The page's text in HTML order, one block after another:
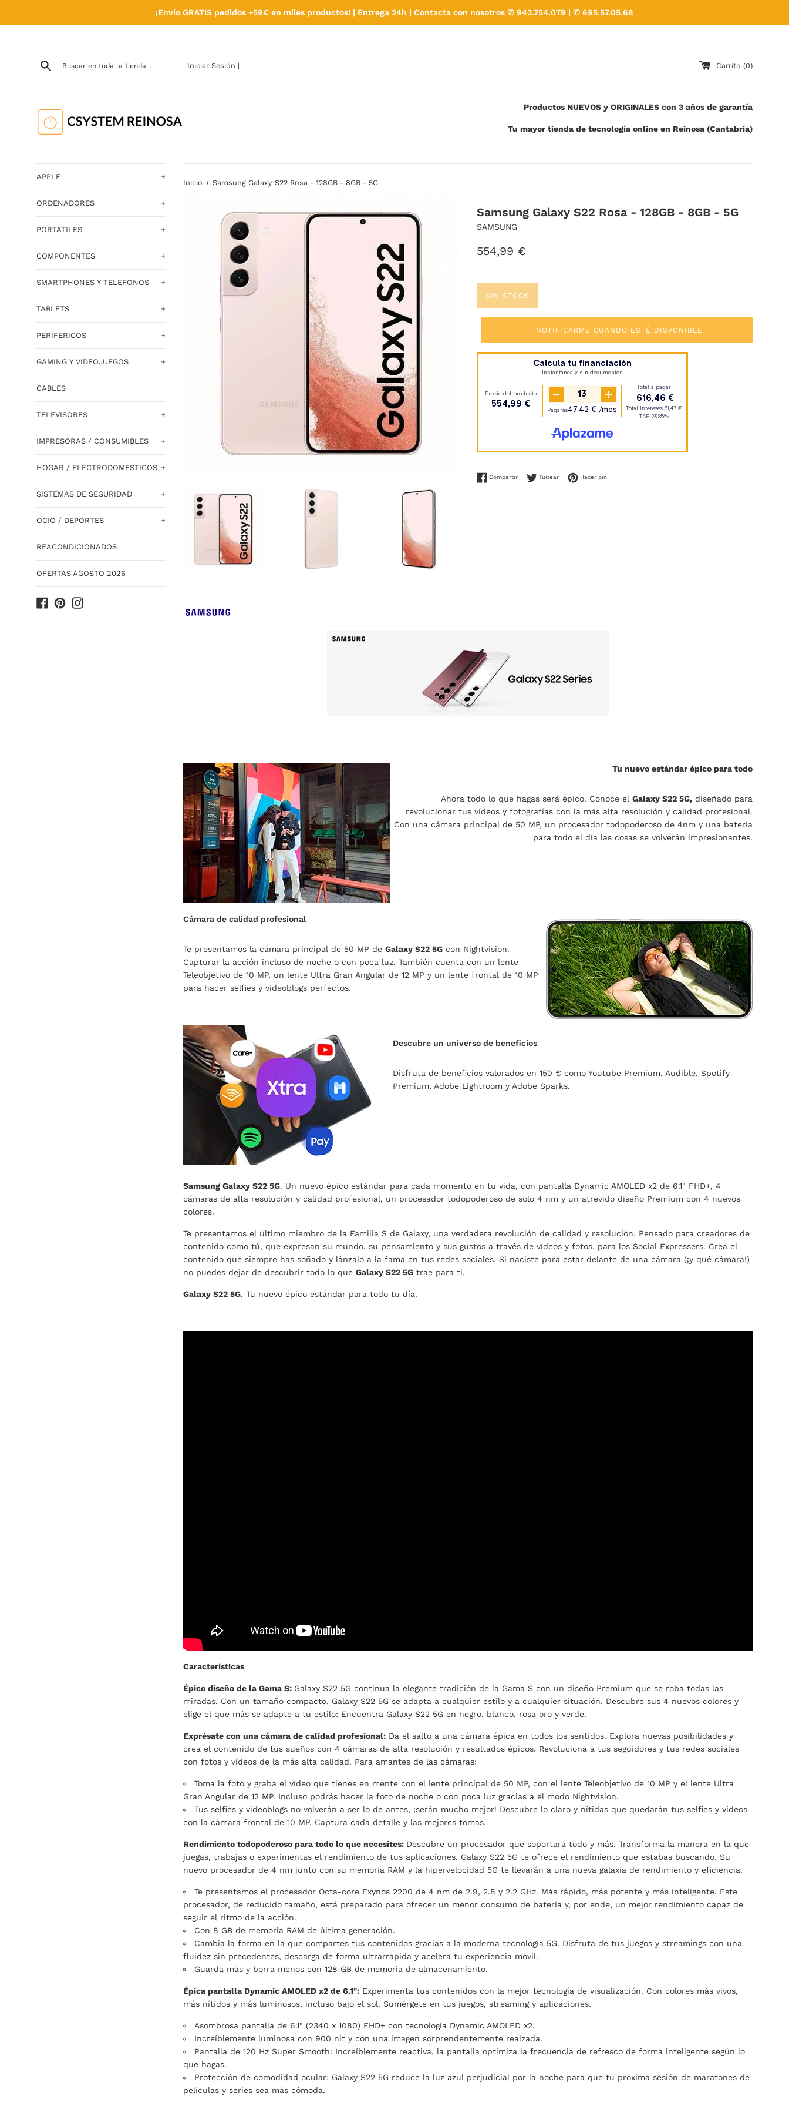
¡Envío GRATIS pedidos +59€ en miles productos! | Entrega 24h | Contacta con nosotros ✆ 942.754.079 | ✆ 695.57.05.68
| Iniciar Sesión | Carrito (0)
Productos NUEVOS y ORIGINALES con 3 años de garantía
Tu mayor tienda de tecnología online en Reinosa (Cantabria)
APPLE +
ORDENADORES +
PORTATILES +
COMPONENTES +
SMARTPHONES Y TELEFONOS +
TABLETS +
PERIFERICOS +
GAMING Y VIDEOJUEGOS +
CABLES
TELEVISORES +
IMPRESORAS / CONSUMIBLES +
HOGAR / ELECTRODOMESTICOS +
SISTEMAS DE SEGURIDAD +
OCIO / DEPORTES +
REACONDICIONADOS
OFERTAS AGOSTO 2026
Facebook
PinterestInstagram
Inicio › Samsung Galaxy S22 Rosa - 128GB - 8GB - 5G
Samsung Galaxy S22 Rosa - 128GB - 8GB - 5G
SAMSUNG
Precio
554,99 €
SIN STOCK
NOTIFICARME CUANDO ESTÉ DISPONIBLE
CompartirCompartir en Facebook
TuitearTuitear en Twitter
Hacer pinPinear en Pinterest
Tu nuevo estándar épico para todo
Ahora todo lo que hagas será épico. Conoce el Galaxy S22 5G, diseñado para
revolucionar tus vídeos y fotografías con la más alta resolución y calidad profesional.
Con una cámara principal de 50 MP, un procesador todopoderoso de 4nm y una batería
para todo el día las cosas se volverán impresionantes.
Cámara de calidad profesional
Te presentamos la cámara principal de 50 MP de Galaxy S22 5G con Nightvision.
Capturar la acción incluso de noche o con poca luz. También cuenta con un lente
Teleobjetivo de 10 MP, un lente Ultra Gran Angular de 12 MP y un lente frontal de 10 MP
para hacer selfies y videoblogs perfectos.
Descubre un universo de beneficios
Disfruta de beneficios valorados en 150 € como Youtube Premium, Audible, Spotify
Premium, Adobe Lightroom y Adobe Sparks.
Samsung Galaxy S22 5G. Un nuevo épico estándar para cada momento en tu vida, con pantalla Dynamic AMOLED x2 de 6.1" FHD+, 4
cámaras de alta resolución y calidad profesional, un procesador todopoderoso de solo 4 nm y un atrevido diseño Premium con 4 nuevos
colores.
Te presentamos el último miembro de la Familia S de Galaxy, una verdadera revolución de calidad y resolución. Pensado para creadores de
contenido como tú, que expresan su mundo, su pensamiento y sus gustos a través de vídeos y fotos, para los Social Expressers. Crea el
contenido que siempre has soñado y lánzalo a la fama en tus redes sociales. Si naciste para estar delante de una cámara (¡y qué cámara!)
no puedes dejar de descubrir todo lo que Galaxy S22 5G trae para ti.
Galaxy S22 5G. Tu nuevo épico estándar para todo tu día.
Características
Épico diseño de la Gama S: Galaxy S22 5G continua la elegante tradición de la Gama S con un diseño Premium que se roba todas las
miradas. Con un tamaño compacto, Galaxy S22 5G se adapta a cualquier estilo y a cualquier situación. Descubre sus 4 nuevos colores y
elige el que más se adapte a tu estilo: Encuentra Galaxy S22 5G en negro, blanco, rosa oro y verde.
Exprésate con una cámara de calidad profesional: Da el salto a una cámara épica en todos los sentidos. Explora nuevas posibilidades y
crea el contenido de tus sueños con 4 cámaras de alta resolución y resultados épicos. Revoluciona a tus seguidores y tus redes sociales
con fotos y vídeos de la más alta calidad. Para amantes de las cámaras:
Toma la foto y graba el vídeo que tienes en mente con el lente principal de 50 MP, con el lente Teleobjetivo de 10 MP y el lente Ultra
Gran Angular de 12 MP. Incluso podrás hacer la foto de noche o con poca luz gracias a el modo Nightvision.
Tus selfies y videoblogs no volverán a ser lo de antes, ¡serán mucho mejor! Descubre lo claro y nítidas que quedarán tus selfies y vídeos
con la cámara frontal de 10 MP. Captura cada detalle y las mejores tomas.
Rendimiento todopoderoso para todo lo que necesites: Descubre un procesador que soportará todo y más. Transforma la manera en la que
juegas, trabajas o experimentas el rendimiento de tus aplicaciones. Galaxy S22 5G te ofrece el rendimiento que estabas buscando. Su
nuevo procesador de 4 nm junto con su memoria RAM y la hipervelocidad 5G te llevarán a una nueva galaxia de rendimiento y eficiencia.
Te presentamos el procesador Octa-core Exynos 2200 de 4 nm de 2.9, 2.8 y 2.2 GHz. Más rápido, más potente y más inteligente. Este
procesador, de reducido tamaño, está preparado para ofrecer un menor consumo de batería y, por ende, un mejor rendimiento capaz de
seguir el ritmo de la acción.
Con 8 GB de memoria RAM de última generación.
Cambia la forma en la que compartes tus contenidos gracias a la moderna tecnología 5G. Disfruta de tus juegos y streamings con una
fluidez sin precedentes, descarga de forma ultrarrápida y acelera tu experiencia móvil.
Guarda más y borra menos con 128 GB de memoria de almacenamiento.
Épica pantalla Dynamic AMOLED x2 de 6.1": Experimenta tus contenidos con la mejor tecnología de visualización. Con colores más vivos,
más nítidos y más luminosos, incluso bajo el sol. Sumérgete en tus juegos, streaming y aplicaciones.
Asombrosa pantalla de 6.1" (2340 x 1080) FHD+ con tecnología Dynamic AMOLED x2.
Increíblemente luminosa con 900 nit y con una imagen sorprendentemente realzada.
Pantalla de 120 Hz Super Smooth: Increíblemente reactiva, la pantalla optimiza la frecuencia de refresco de forma inteligente según lo
que hagas.
Protección de comodidad ocular: Galaxy S22 5G reduce la luz azul perjudicial por la noche para que tu próxima sesión de maratones de
películas y series sea más cómoda.